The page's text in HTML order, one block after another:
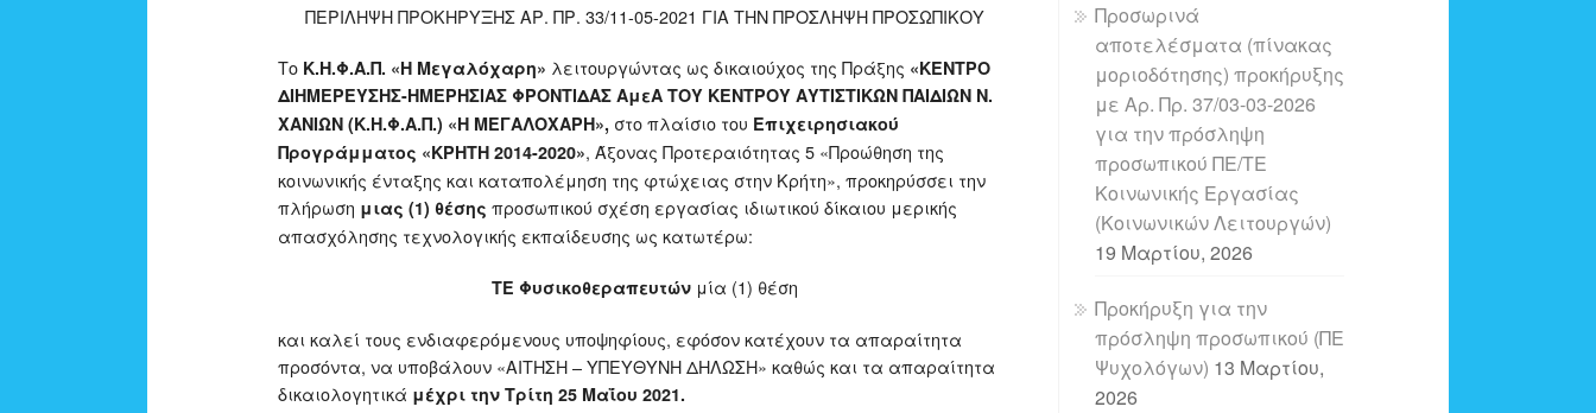
ΠΕΡΙΛΗΨΗ ΠΡΟΚΗΡΥΞΗΣ ΑΡ. ΠΡ. 33/11-05-2021 ΓΙΑ ΤΗΝ ΠΡΟΣΛΗΨΗ ΠΡΟΣΩΠΙΚΟΥ
Το Κ.Η.Φ.Α.Π. «Η Μεγαλόχαρη» λειτουργώντας ως δικαιούχος της Πράξης «ΚΕΝΤΡΟ
ΔΙΗΜΕΡΕΥΣΗΣ-ΗΜΕΡΗΣΙΑΣ ΦΡΟΝΤΙΔΑΣ ΑμεΑ ΤΟΥ ΚΕΝΤΡΟΥ ΑΥΤΙΣΤΙΚΩΝ ΠΑΙΔΙΩΝ Ν.
ΧΑΝΙΩΝ (Κ.Η.Φ.Α.Π.) «Η ΜΕΓΑΛΟΧΑΡΗ», στο πλαίσιο του Επιχειρησιακού
Προγράμματος «ΚΡΗΤΗ 2014-2020», Άξονας Προτεραιότητας 5 «Προώθηση της
κοινωνικής ένταξης και καταπολέμηση της φτώχειας στην Κρήτη», προκηρύσσει την
πλήρωση μιας (1) θέσης προσωπικού σχέση εργασίας ιδιωτικού δίκαιου μερικής
απασχόλησης τεχνολογικής εκπαίδευσης ως κατωτέρω:
TE Φυσικοθεραπευτώνμία (1) θέση
και καλεί τους ενδιαφερόμενους υποψηφίους, εφόσον κατέχουν τα απαραίτητα
προσόντα, να υποβάλουν «ΑΙΤΗΣΗ – ΥΠΕΥΘΥΝΗ ΔΗΛΩΣΗ» καθώς και τα απαραίτητα
δικαιολογητικά μέχρι την Τρίτη 25 Μαΐου 2021.
Προσωρινά
αποτελέσματα (πίνακας
μοριοδότησης) προκήρυξης
με Αρ. Πρ. 37/03-03-2026
για την πρόσληψη
προσωπικού ΠΕ/ΤΕ
Κοινωνικής Εργασίας
(Κοινωνικών Λειτουργών)
19 Μαρτίου, 2026
Προκήρυξη για την
πρόσληψη προσωπικού (ΠΕ
Ψυχολόγων) 13 Μαρτίου,
2026